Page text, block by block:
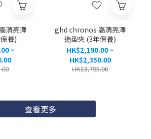
清亮澤
養)
~
ghd chronos 高清亮澤
造型夾 (3年保養)
HK$2,190.00 ~
HK$2,350.00
HK$3,795.00
查看更多